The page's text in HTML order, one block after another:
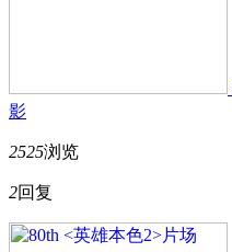
影
2525浏览
2回复